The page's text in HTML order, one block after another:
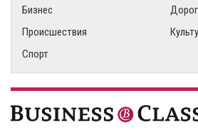
Бизнес
Происшествия
Спорт